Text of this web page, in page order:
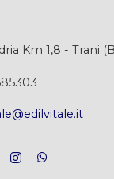
Km 1,8 - Trani